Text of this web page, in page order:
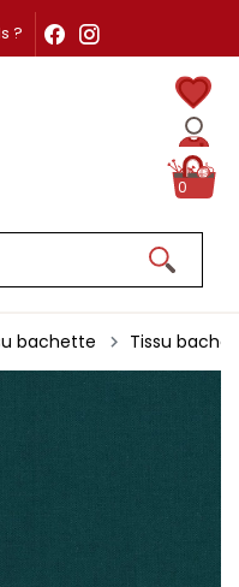
?
0
bachette Tissu